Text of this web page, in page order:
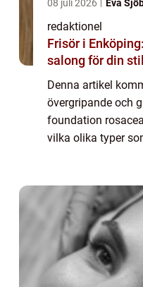
08 juli 2026 Eva
redaktionel
Frisör i
salong för din stil
Denna artikel
övergripande och
foundation
vilka olika typer
rosacea som ...